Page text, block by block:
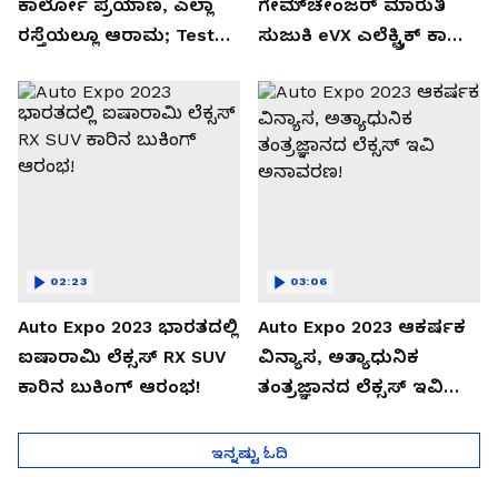
ಕಾರ್ಲೋ ಪ್ರಯಾಣ, ಎಲ್ಲಾ
ರಸ್ತೆಯಲ್ಲೂ ಆರಾಮ; Test
ಗೇಮ್‌ಚೇಂಜರ್ ಮಾರುತಿ
ಸುಜುಕಿ eVX ಎಲೆಕ್ಟ್ರಿಕ್ ಕಾರು
Auto Expo 2023 ಭಾರತದಲ್ಲಿ
ಐಷಾರಾಮಿ ಲೆಕ್ಸಸ್ RX SUV
ಕಾರಿನ ಬುಕಿಂಗ್ ಆರಂಭ!
02:23
Auto Expo 2023 ಆಕರ್ಷಕ
ವಿನ್ಯಾಸ, ಅತ್ಯಾಧುನಿಕ
ತಂತ್ರಜ್ಞಾನದ ಲೆಕ್ಸಸ್ ಇವಿ
03:06
ಇನ್ನಷ್ಟು ಓದಿ